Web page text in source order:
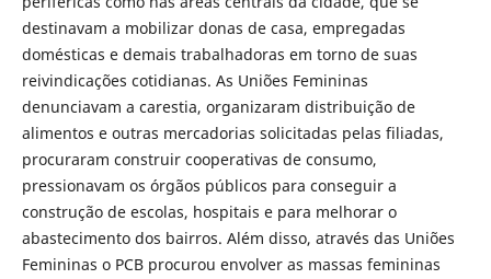
destinavam a mobilizar donas de casa, empregadas
domésticas e demais trabalhadoras em torno de suas
reivindicações cotidianas. As Uniões Femininas
denunciavam a carestia, organizaram distribuição de
alimentos e outras mercadorias solicitadas pelas filiadas,
procuraram construir cooperativas de consumo,
pressionavam os órgãos públicos para conseguir a
construção de escolas, hospitais e para melhorar o
abastecimento dos bairros. Além disso, através das Uniões
Femininas o PCB procurou envolver as massas femininas